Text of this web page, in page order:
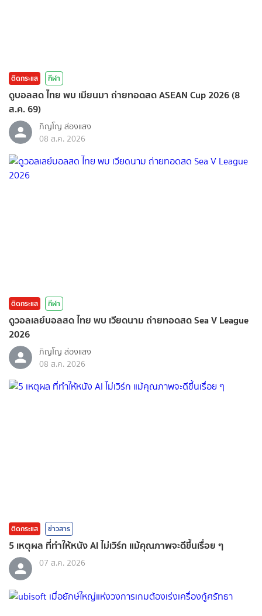
ติดกระแส กีฬา
ดูบอลสด ไทย พบ เมียนมา ถ่ายทอดสด ASEAN Cup 2026 (8
ส.ค. 69)
ภิญโญ ส่องแสง
08 ส.ค. 2026
ติดกระแส กีฬา
ดูวอลเลย์บอลสด ไทย พบ เวียดนาม ถ่ายทอดสด Sea V League
2026
ภิญโญ ส่องแสง
08 ส.ค. 2026
ติดกระแส ข่าวสาร
5 เหตุผล ที่ทำให้หนัง AI ไม่เวิร์ก แม้คุณภาพจะดีขึ้นเรื่อย ๆ
07 ส.ค. 2026